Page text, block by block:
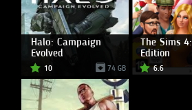
Halo: Campaign
Evolved
10 74 GB
The Sims
Edition
6.6